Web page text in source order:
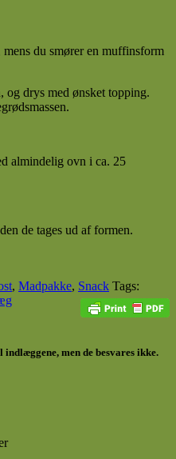
du smører en muffinsform
drys med ønsket topping.
almindelig ovn i ca. 25
de tages ud af formen.
, Madpakke, Snack Tags:
men de besvares ikke.